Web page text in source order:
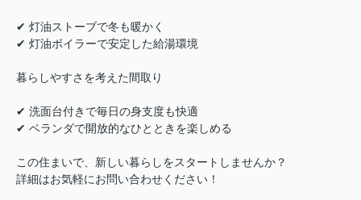
✔ 灯油ストーブで冬も暖かく
✔ 灯油ボイラーで安定した給湯環境
暮らしやすさを考えた間取り
✔ 洗面台付きで毎日の身支度も快適
✔ ベランダで開放的なひとときを楽しめる
この住まいで、新しい暮らしをスタートしませんか？
詳細はお気軽にお問い合わせください！